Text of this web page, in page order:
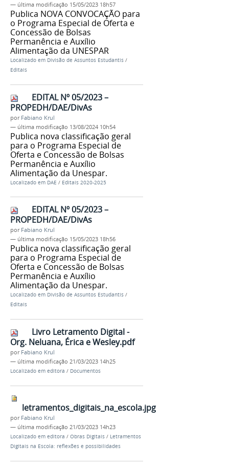
— última modificação 15/05/2023 18h57
Publica NOVA CONVOCAÇÃO para
o Programa Especial de Oferta e
Concessão de Bolsas
Permanência e Auxílio
Alimentação da UNESPAR
Localizado em Divisão de Assuntos Estudantis /
Editais
EDITAL Nº 05/2023 –
PROPEDH/DAE/DivAs
por Fabiano Krul
— última modificação 13/08/2024 10h54
Publica nova classificação geral
para o Programa Especial de
Oferta e Concessão de Bolsas
Permanência e Auxílio
Alimentação da Unespar.
Localizado em DAE / Editais 2020-2025
EDITAL Nº 05/2023 –
PROPEDH/DAE/DivAs
por Fabiano Krul
— última modificação 15/05/2023 18h56
Publica nova classificação geral
para o Programa Especial de
Oferta e Concessão de Bolsas
Permanência e Auxílio
Alimentação da Unespar.
Localizado em Divisão de Assuntos Estudantis /
Editais
Livro Letramento Digital -
Org. Neluana, Érica e Wesley.pdf
por Fabiano Krul
— última modificação 21/03/2023 14h25
Localizado em editora / Documentos
letramentos_digitais_na_escola.jpg
por Fabiano Krul
— última modificação 21/03/2023 14h23
Localizado em editora / Obras Digitais / Letramentos
Digitais na Escola: reflexões e possibilidades